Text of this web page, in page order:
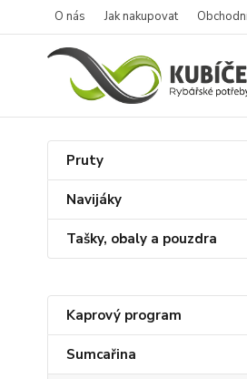
O nás Jak nakupovat
Pruty
Navijáky
Tašky, obaly a pouzdra
Kaprový program
Sumcařina